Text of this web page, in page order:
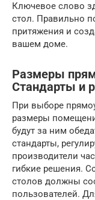
Ключевое слово
стол. Правильно
притяжения и
вашем доме.
Размеры
Стандарты и
При выборе
размеры
будут за ним
стандарты,
производители
гибкие решения.
столов должны
пользователей.